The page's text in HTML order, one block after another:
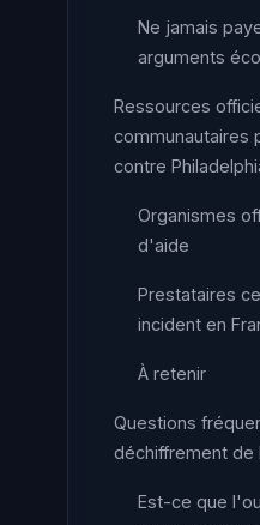
Ne jamais
arguments
Ressources
communautaires
contre
Organismes
d'aide
Prestataires
incident en
À retenir
Questions
déchiffrement de
Est-ce que